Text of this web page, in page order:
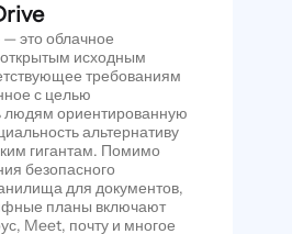
это облачное
исходным
требованиям
с целью
людям ориентированную
альтернативу
гигантам. Помимо
безопасного
для документов,
планы включают
Meet, почту и многое